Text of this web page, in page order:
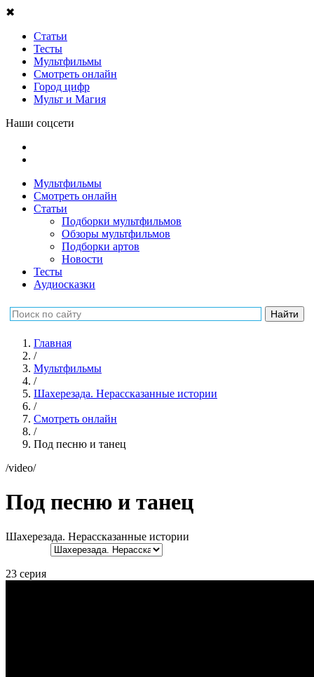
✖
Статьи
Тесты
Мультфильмы
Смотреть онлайн
Город цифр
Мульт и Магия
Наши соцсети
Мультфильмы
Смотреть онлайн
Статьи
Подборки мультфильмов
Обзоры мультфильмов
Подборки артов
Новости
Тесты
Аудиосказки
Главная
/
Мультфильмы
/
Шахерезада. Нерассказанные истории
/
Смотреть онлайн
/
Под песню и танец
/video/
Под песню и танец
Шахерезада. Нерассказанные истории
23 серия